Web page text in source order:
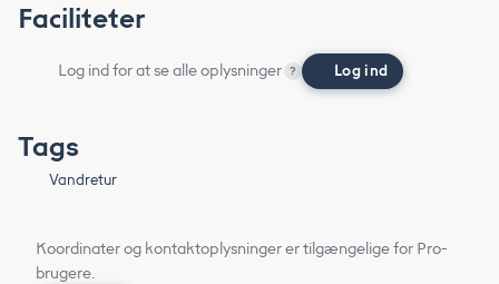
Faciliteter
Log ind for at se alle oplysninger ? Log ind
Tags
Vandretur
Koordinater og kontaktoplysninger er tilgængelige for Pro-
brugere.